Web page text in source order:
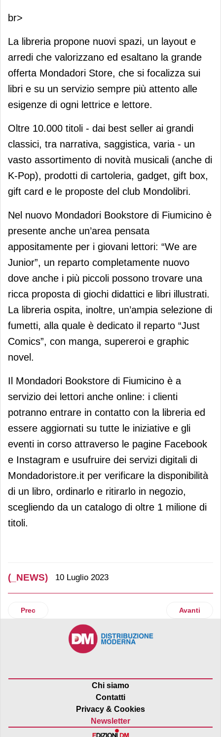
br>
La libreria propone nuovi spazi, un layout e
arredi che valorizzano ed esaltano la grande
offerta Mondadori Store, che si focalizza sui
libri e su un servizio sempre più attento alle
esigenze di ogni lettrice e lettore.
Oltre 10.000 titoli - dai best seller ai grandi
classici, tra narrativa, saggistica, varia - un
vasto assortimento di novità musicali (anche di
K-Pop), prodotti di cartoleria, gadget, gift box,
gift card e le proposte del club Mondolibri.
Nel nuovo Mondadori Bookstore di Fiumicino è
presente anche un’area pensata
appositamente per i giovani lettori: “We are
Junior”, un reparto completamente nuovo
dove anche i più piccoli possono trovare una
ricca proposta di giochi didattici e libri illustrati.
La libreria ospita, inoltre, un’ampia selezione di
fumetti, alla quale è dedicato il reparto “Just
Comics”, con manga, supereroi e graphic
novel.
Il Mondadori Bookstore di Fiumicino è a
servizio dei lettori anche online: i clienti
potranno entrare in contatto con la libreria ed
essere aggiornati su tutte le iniziative e gli
eventi in corso attraverso le pagine Facebook
e Instagram e usufruire dei servizi digitali di
Mondadoristore.it per verificare la disponibilità
di un libro, ordinarlo e ritirarlo in negozio,
scegliendo da un catalogo di oltre 1 milione di
titoli.
(_NEWS) 10 Luglio 2023
Articolo precedente: Realco (Sigma): solidarietà per gli
Prec Articolo
Avanti
Chi siamo
Contatti
Privacy & Cookies
Newsletter